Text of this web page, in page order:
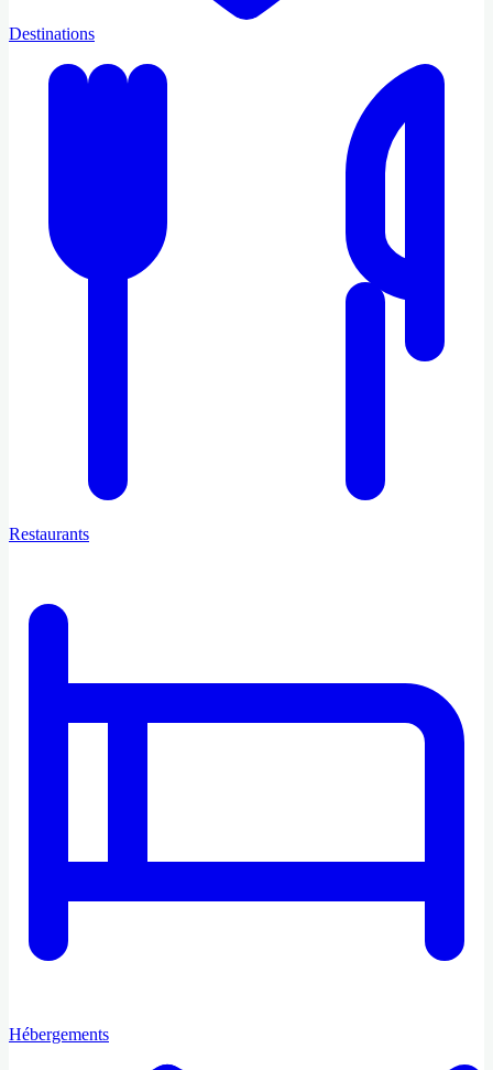
Destinations
Restaurants
Hébergements